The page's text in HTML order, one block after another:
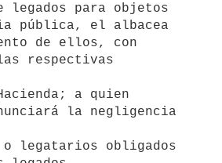
pública, el albacea
de ellos, con
respectivas
a quien
la negligencia
o legatarios obligados